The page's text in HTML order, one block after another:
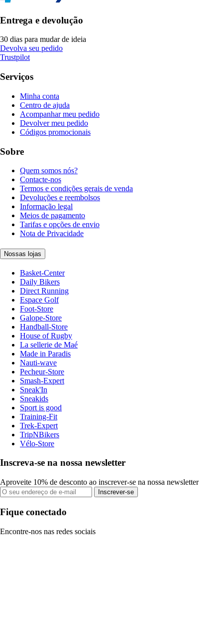
Entrega e devolução
30 dias para mudar de ideia
Devolva seu pedido
Trustpilot
Serviços
Minha conta
Centro de ajuda
Acompanhar meu pedido
Devolver meu pedido
Códigos promocionais
Sobre
Quem somos nós?
Contacte-nos
Termos e condições gerais de venda
Devoluções e reembolsos
Informação legal
Meios de pagamento
Tarifas e opções de envio
Nota de Privacidade
Nossas lojas
Basket-Center
Daily Bikers
Direct Running
Espace Golf
Foot-Store
Galope-Store
Handball-Store
House of Rugby
La sellerie de Maé
Made in Paradis
Nauti-wave
Pecheur-Store
Smash-Expert
Sneak'In
Sneakids
Sport is good
Training-Fit
Trek-Expert
TripNBikers
Vélo-Store
Inscreva-se na nossa newsletter
Aproveite 10% de desconto ao inscrever-se na nossa newsletter
Inscrever-se
Fique conectado
Encontre-nos nas redes sociais